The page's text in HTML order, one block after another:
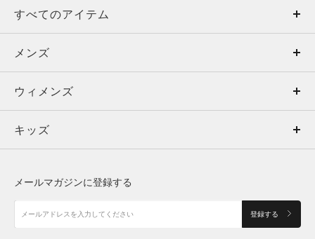
すべてのアイテム
メンズ
ウィメンズ
キッズ
アクセサリー
メンズ
トップス
ボトムス
アクセサリー
ウィメンズ
トップス
シューズ
キッズ
メールマガジンに登録する
登録する